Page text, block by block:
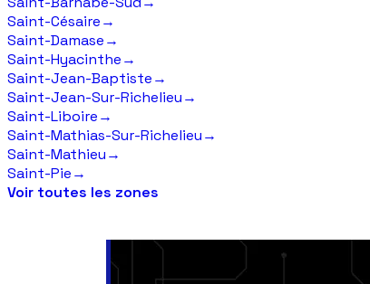
Saint-Césaire→
Saint-Damase→
Saint-Hyacinthe→
Saint-Jean-Baptiste→
Saint-Jean-Sur-Richelieu→
Saint-Liboire→
Saint-Mathias-Sur-Richelieu→
Saint-Mathieu→
Saint-Pie→
Voir toutes les zones